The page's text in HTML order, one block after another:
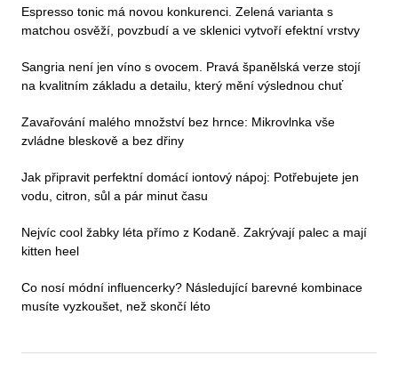
Espresso tonic má novou konkurenci. Zelená varianta s
matchou osvěží, povzbudí a ve sklenici vytvoří efektní vrstvy
Sangria není jen víno s ovocem. Pravá španělská verze stojí
na kvalitním základu a detailu, který mění výslednou chuť
Zavařování malého množství bez hrnce: Mikrovlnka vše
zvládne bleskově a bez dřiny
Jak připravit perfektní domácí iontový nápoj: Potřebujete jen
vodu, citron, sůl a pár minut času
Nejvíc cool žabky léta přímo z Kodaně. Zakrývají palec a mají
kitten heel
Co nosí módní influencerky? Následující barevné kombinace
musíte vyzkoušet, než skončí léto